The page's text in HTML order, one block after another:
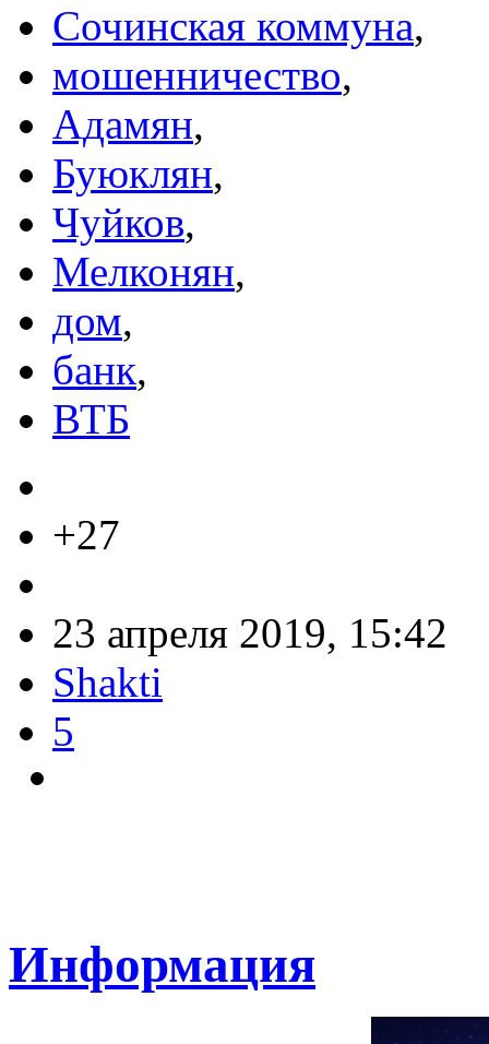
Сочинская коммуна,
мошенничество,
Адамян,
Буюклян,
Чуйков,
Мелконян,
дом,
банк,
ВТБ
+27
23 апреля 2019, 15:42
Shakti
5
Информация